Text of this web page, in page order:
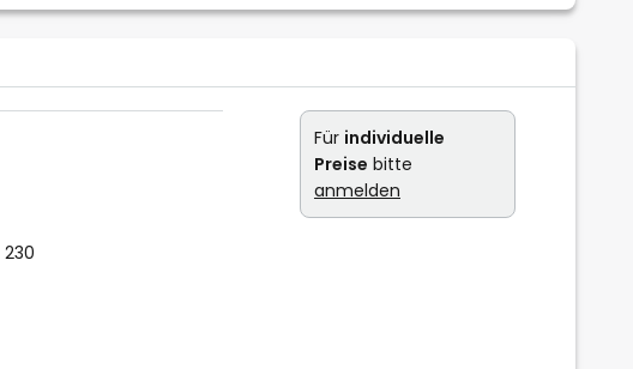
230
Für individuelle
Preise bitte
anmelden